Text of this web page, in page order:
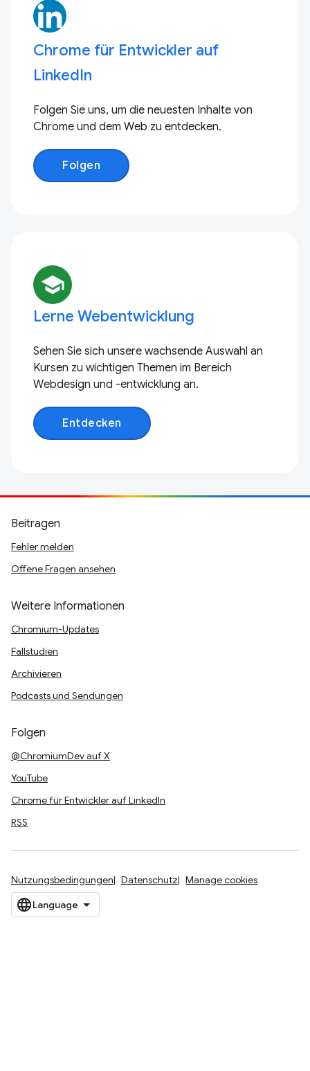
Chrome für Entwickler auf
LinkedIn
Folgen Sie uns, um die neuesten Inhalte von
Chrome und dem Web zu entdecken.
Folgen
school
Lerne Webentwicklung
Sehen Sie sich unsere wachsende Auswahl an
Kursen zu wichtigen Themen im Bereich
Webdesign und -entwicklung an.
Entdecken
Beitragen
Fehler melden
Offene Fragen ansehen
Weitere Informationen
Chromium-Updates
Fallstudien
Archivieren
Podcasts und Sendungen
Folgen
@ChromiumDev auf X
YouTube
Chrome für Entwickler auf LinkedIn
RSS
Nutzungsbedingungen Datenschutz Manage cookies